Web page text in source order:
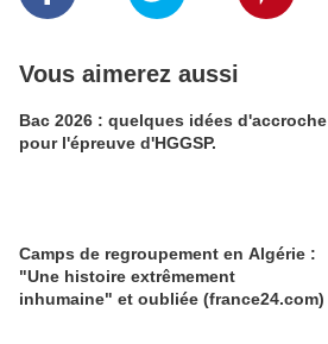
Vous aimerez aussi
Bac 2026 : quelques idées d'accroche
pour l'épreuve d'HGGSP.
Camps de regroupement en Algérie :
"Une histoire extrêmement
inhumaine" et oubliée (france24.com)